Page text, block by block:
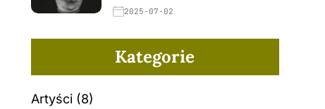
2025-07-02
Kategorie
Artyści(8)